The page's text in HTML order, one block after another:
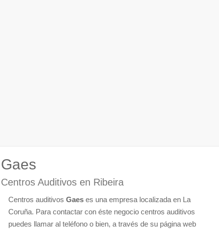
Gaes
Centros Auditivos en Ribeira
Centros auditivos Gaes es una empresa localizada en La
Coruña. Para contactar con éste negocio centros auditivos
puedes llamar al teléfono o bien, a través de su página web